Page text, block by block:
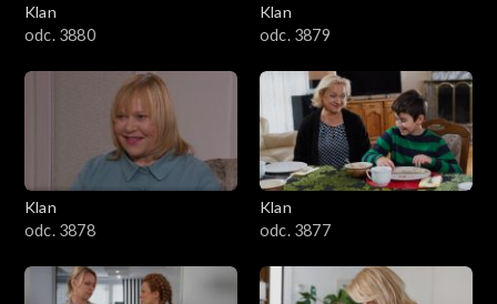
901–1000
801–900
601–700
501–600
401–500
Klan
odc. 3880
Klan
odc. 3879
Klan
odc. 3878
Klan
odc. 3877